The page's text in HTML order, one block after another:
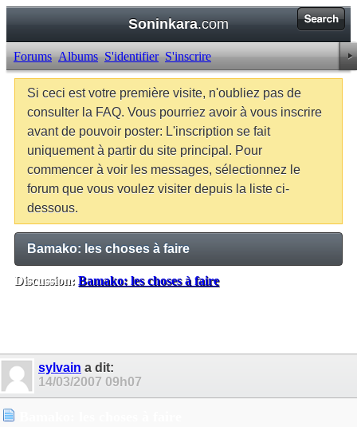
Soninkara.com
Forums Albums S'identifier S'inscrire
Si ceci est votre première visite, n'oubliez pas de
consulter la FAQ. Vous pourriez avoir à vous inscrire
avant de pouvoir poster: L'inscription se fait
uniquement à partir du site principal. Pour
commencer à voir les messages, sélectionnez le
forum que vous voulez visiter depuis la liste ci-
dessous.
Bamako: les choses à faire
Discussion: Bamako: les choses à faire
sylvain a dit:
14/03/2007 09h07